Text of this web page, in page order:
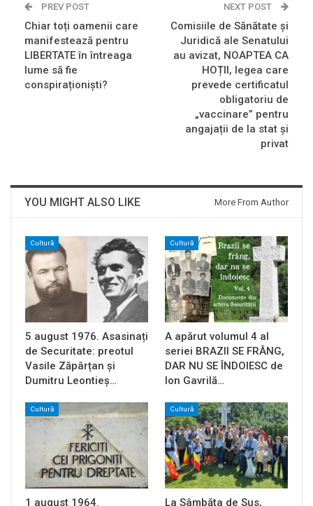
PREV POST
Chiar toți oamenii care
manifestează pentru
LIBERTATE în întreaga
lume să fie
conspiraționiști?
NEXT POST
Comisiile de Sănătate și
Juridică ale Senatului
au avizat, NOAPTEA CA
HOȚII, legea care
prevede certificatul
obligatoriu de
„vaccinare” pentru
angajații de la stat și
privat
YOU MIGHT ALSO LIKE More From Author
Cultură
5 august 1976. Asasinați
de Securitate: preotul
Vasile Zăpârțan și
Dumitru Leontieș…
Cultură
A apărut volumul 4 al
seriei BRAZII SE FRÂNG,
DAR NU SE ÎNDOIESC de
Ion Gavrilă…
Cultură
1 august 1964.
Cultură
La Sâmbăta de Sus,